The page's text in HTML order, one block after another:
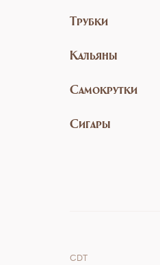
Трубки
Кальяны
Самокрутки
Сигары
CDT